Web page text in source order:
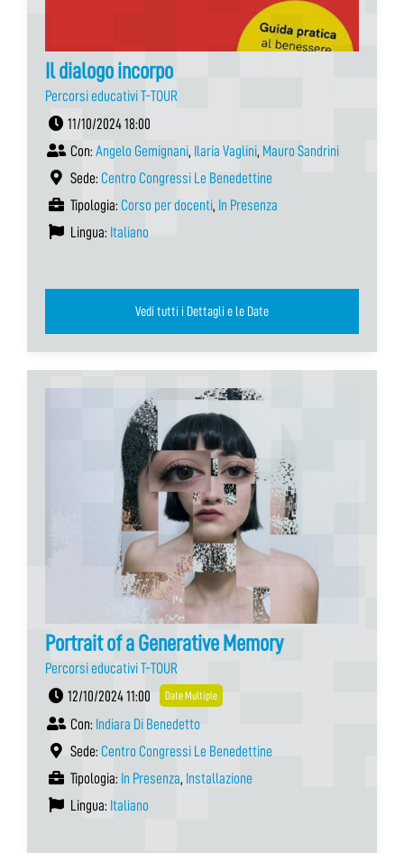
Il dialogo incorpo
Percorsi educativi T-TOUR
11/10/2024 18:00
Con: Angelo Gemignani, Ilaria Vaglini, Mauro Sandrini
Sede: Centro Congressi Le Benedettine
Tipologia: Corso per docenti, In Presenza
Lingua: Italiano
Vedi tutti i Dettagli e le Date
Portrait of a Generative Memory
Percorsi educativi T-TOUR
12/10/2024 11:00
Date Multiple
Con: Indiara Di Benedetto
Sede: Centro Congressi Le Benedettine
Tipologia: In Presenza, Installazione
Lingua: Italiano